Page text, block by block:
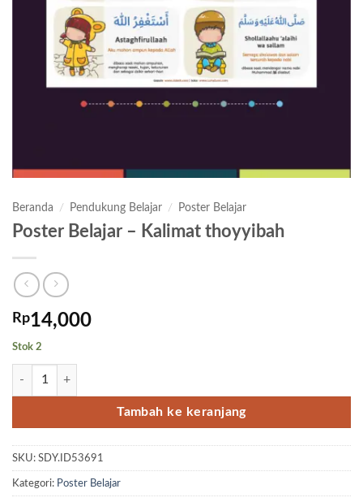
Beranda / Pendukung Belajar / Poster Belajar
Poster Belajar – Kalimat thoyyibah
Rp14,000
Stok 2
Kuantitas Poster Belajar – Kalimat thoyyibah
Tambah ke keranjang
SKU: SDY.ID53691
Kategori: Poster Belajar